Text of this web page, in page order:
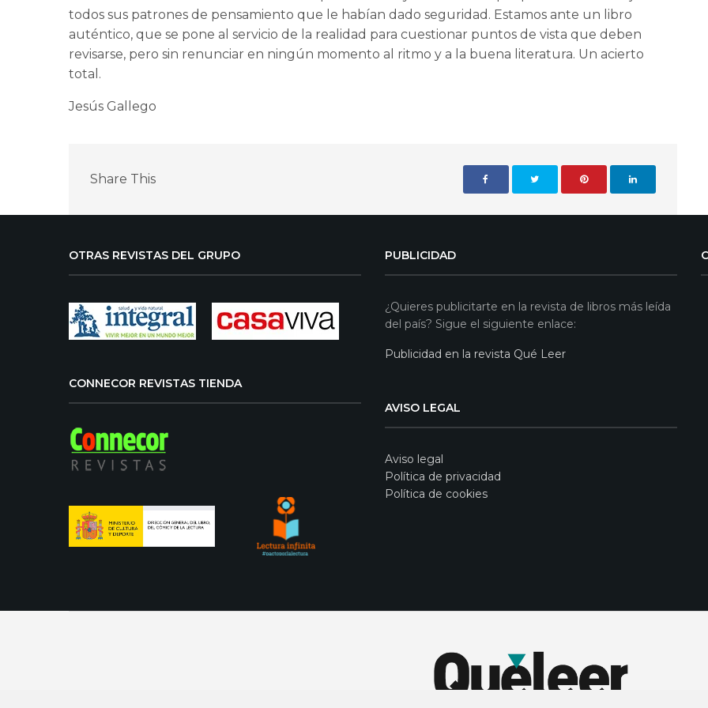
todos sus patrones de pensamiento que le habían dado seguridad. Estamos ante un libro
auténtico, que se pone al servicio de la realidad para cuestionar puntos de vista que deben
revisarse, pero sin renunciar en ningún momento al ritmo y a la buena literatura. Un acierto
total.
Jesús Gallego
Share This
OTRAS REVISTAS DEL GRUPO
CONNECOR REVISTAS TIENDA
PUBLICIDAD
¿Quieres publicitarte en la revista de libros más leída
del país? Sigue el siguiente enlace:
Publicidad en la revista Qué Leer
AVISO LEGAL
Aviso legal
Política de privacidad
Política de cookies